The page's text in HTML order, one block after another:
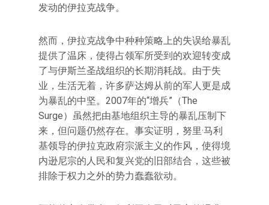
发动的伊拉克战争。
然而，伊拉克战争中种种策略上的失误给暴乱
提供了温床，使得占领军所受到的欢迎转变成
了与伊斯兰圣战组织的长期消耗战。由于失
业，生活无着，许多萨达姆从前的军人更是成
为暴乱的中坚。2007年的“增兵”（The
Surge）虽然把由基地组织主导的暴乱压制下
来，但问题仍然存在。事实证明，努里·马利
基领导的伊拉克政府宗派主义的作风，使得境
内逊尼宗的人民和复兴党的旧部结合，这些被
排除于权力之外的势力蠢蠢欲动。